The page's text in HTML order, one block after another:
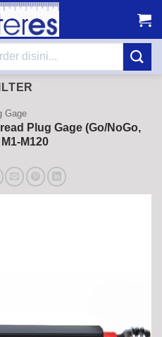
Gage
Plug Gage (Go/NoGo,
M120